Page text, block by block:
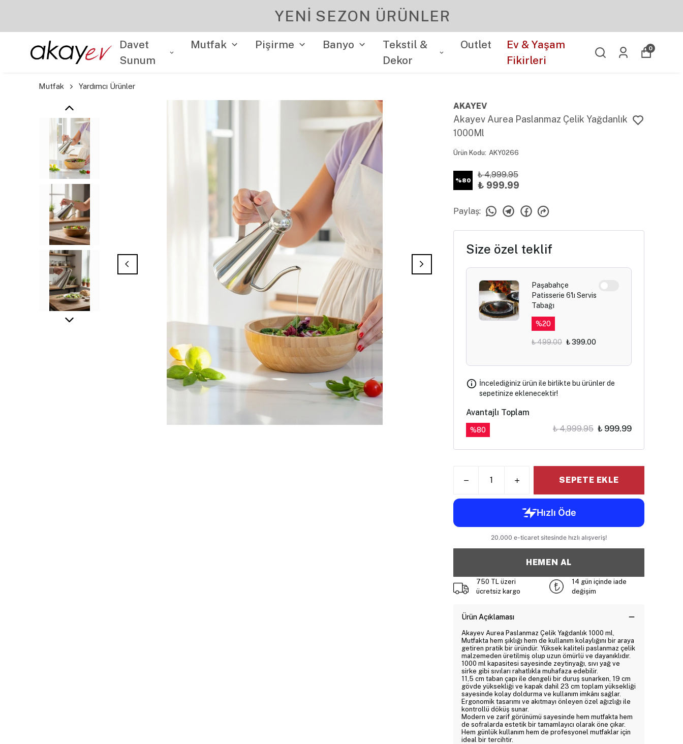
YENI SEZON ÜRÜNLER
Davet
Sunum
Mutfak Pişirme Banyo
Tekstil &
Dekor
Outlet
Ev & Yaşam
Fikirleri
0
Mutfak Yardımcı Ürünler
AKAYEV
Akayev Aurea Paslanmaz Çelik Yağdanlık
1000Ml
Ürün Kodu: AKY0266
%80
₺ 4,999.95
₺ 999.99
Paylaş:
Size özel teklif
Paşabahçe
Patisserie 6'lı Servis
Tabağı
%20
₺ 499.00 ₺ 399.00
İncelediğiniz ürün ile birlikte bu ürünler de
sepetinize eklenecektir!
Avantajlı Toplam
%80 ₺ 4,999.95 ₺ 999.99
SEPETE EKLE
HEMEN AL
750 TL üzeri
ücretsiz kargo
14 gün içinde iade
değişim
Ürün Açıklaması
Akayev Aurea Paslanmaz Çelik Yağdanlık 1000 ml,
Mutfakta hem şıklığı hem de kullanım kolaylığını bir araya
getiren pratik bir üründür. Yüksek kaliteli paslanmaz çelik
malzemeden üretilmiş olup uzun ömürlü ve dayanıklıdır.
1000 ml kapasitesi sayesinde zeytinyağı, sıvı yağ ve
sirke gibi sıvıları rahatlıkla muhafaza edebilir.
11,5 cm taban çapı ile dengeli bir duruş sunarken, 19 cm
gövde yüksekliği ve kapak dahil 23 cm toplam yüksekliği
sayesinde kolay doldurma ve kullanım imkânı sağlar.
Ergonomik tasarımı ve akıtmayı önleyen özel ağızlığı ile
kontrollü döküş sunar.
Modern ve zarif görünümü sayesinde hem mutfakta hem
de sofralarda estetik bir tamamlayıcı olarak öne çıkar.
Hem günlük kullanım hem de profesyonel mutfaklar için
ideal bir tercihtir.